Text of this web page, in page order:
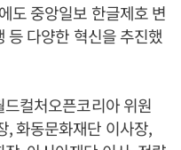
도 중앙일보 한글제호 변
등 다양한 혁신을 추진했
컬처오픈코리아 위원
, 화동문화재단 이사장,